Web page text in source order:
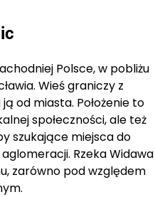
Polsce, w pobliżu
Wieś graniczy z
od miasta. Położenie to
społeczności, ale też
szukające miejsca do
Rzeka Widawa
zarówno pod względem